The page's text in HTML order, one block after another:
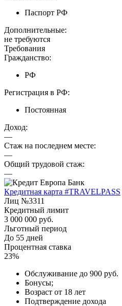
Паспорт РФ
Дополнительные:
не требуются
Требования
Гражданство:
РФ
Регистрация в РФ:
Постоянная
Доход:
—
Стаж на последнем месте:
—
Общий трудовой стаж:
—
Кредитная карта #TRAVELPASS
Лиц №3311
Кредитный лимит
3 000 000 руб.
Льготный период
До 55 дней
Процентная ставка
23%
Обслуживание до 900 руб.
Бонусы;
Возраст от 18 лет
Подтверждение дохода